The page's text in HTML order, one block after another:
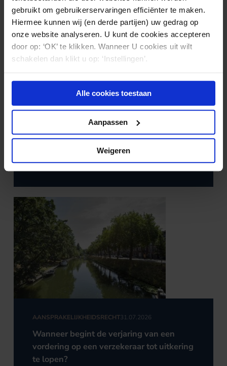
gebruikt om gebruikerservaringen efficiënter te maken.
Hiermee kunnen wij (en derde partijen) uw gedrag op
onze website analyseren. U kunt de cookies accepteren
door op: ‘OK’ te klikken. Wanneer U cookies uit wilt
schakelen dan klikt u op: ‘Instellingen’.
Alle cookies toestaan
Aanpassen
Weigeren
GEZONDHEIDSZORG07.08.2026
Beledigende uitlatingen over een ziekte in
een publicatie: wie mag daarover klagen?
AANSPRAKELIJKHEIDSRECHT31.07.2026
Wanneer begint de verjaring van een
vordering op een verzekeraar tot uitkering
te lopen?